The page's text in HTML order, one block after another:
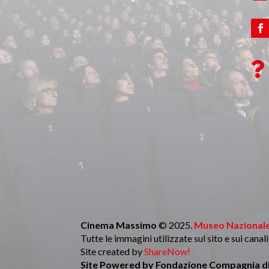

Cinema Massimo© 2025. Museo
Tutte le immagini utilizzate sul sito e sui
Site created byShareNow!
Site Powered by Fondazione Compagnia